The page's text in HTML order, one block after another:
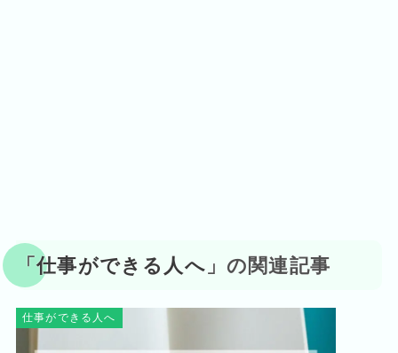
「仕事ができる人へ 」の関連記事
仕事ができる人へ